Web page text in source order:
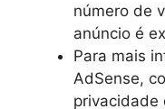
número de
anúncio é
Para mais
AdSense,
privacidade